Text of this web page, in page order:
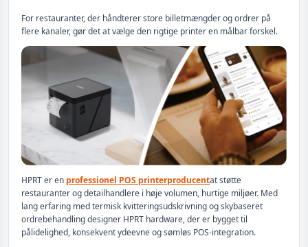
For restauranter, der håndterer store billetmængder og ordrer på
flere kanaler, gør det at vælge den rigtige printer en målbar forskel.
HPRT er en professionel POS printerproducentat støtte
restauranter og detailhandlere i høje volumen, hurtige miljøer. Med
lang erfaring med termisk kvitteringsudskrivning og skybaseret
ordrebehandling designer HPRT hardware, der er bygget til
pålidelighed, konsekvent ydeevne og sømløs POS-integration.